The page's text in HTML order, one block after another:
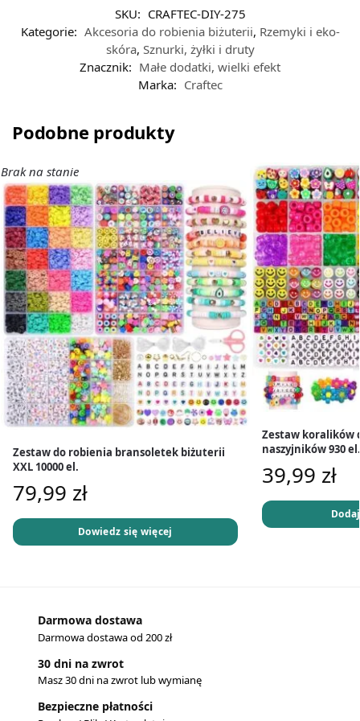
SKU: CRAFTEC-DIY-275
Kategorie: Akcesoria do robienia biżuterii, Rzemyki i eko-
skóra, Sznurki, żyłki i druty
Znacznik: Małe dodatki, wielki efekt
Marka: Craftec
Podobne produkty
Brak na stanie
Zestaw do robienia bransoletek biżuterii
XXL 10000 el.
79,99 zł
Dowiedz się więcej
Zestaw koralików
naszyjników 930 el.
39,99 zł
Darmowa dostawa
Darmowa dostawa od 200 zł
30 dni na zwrot
Masz 30 dni na zwrot lub wymianę
Bezpieczne płatności